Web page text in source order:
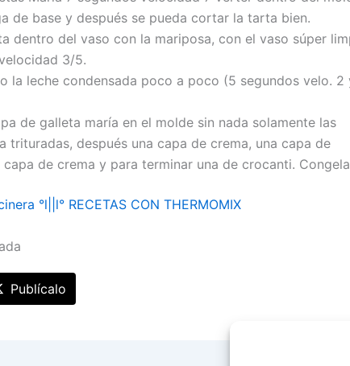
de base y después se pueda cortar la tarta bien.
dentro del vaso con la mariposa, con el vaso súper
3/5.
la leche condensada poco a poco (5 segundos velo. 2
de galleta maría en el molde sin nada solamente las
trituradas, después una capa de crema, una capa de
de crema y para terminar una de crocanti.
°l||l° RECETAS CON THERMOMIX
Publícalo